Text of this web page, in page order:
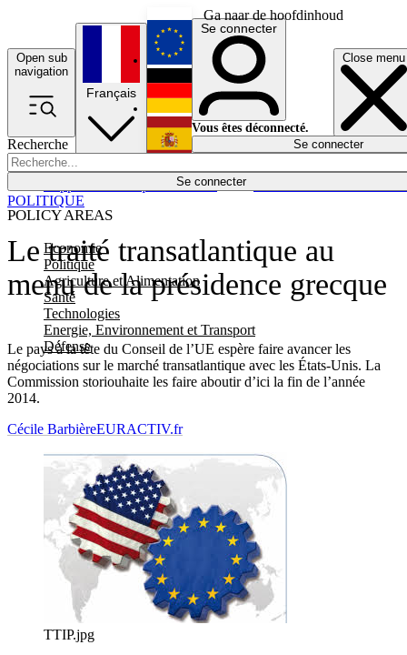
Ga naar de hoofdinhoud
Open sub
navigation
Close menu
Recherche
Se connecter
POLICY AREAS
Economie
Politique
Agriculture et Alimentation
Santé
Technologies
Energie, Environnement et Transport
Défense
Économie
Français
English
Deutsch
Español
Se connecter
Vous êtes déconnecté.
Se connecter
Le traité transatlantique au
menu de la présidence grecque
Le pays à la tête du Conseil de l’UE espère faire avancer les
négociations sur le marché transatlantique avec les États-Unis. La
Commission storiouhaite les faire aboutir d’ici la fin de l’année
2014.
POLITIQUE
Cécile BarbièreEURACTIV.fr
TTIP.jpg